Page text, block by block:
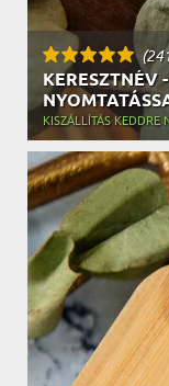
KERESZTNÉV
KISZÁLLÍTÁS KEDDRE